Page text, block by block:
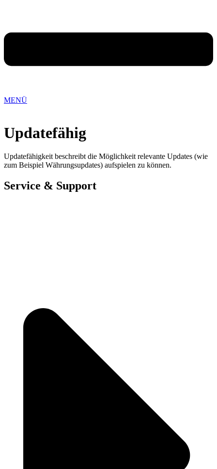
MENÜ
Updatefähig
Updatefähigkeit beschreibt die Möglichkeit relevante Updates (wie
zum Beispiel Währungsupdates) aufspielen zu können.
Service & Support